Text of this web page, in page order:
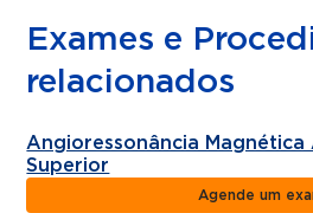
Exames e
relacionados
Angioressonância
Superior
Agende um